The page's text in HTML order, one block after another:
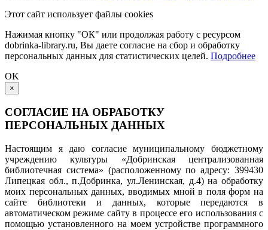
Этот сайт использует файлы cookies
Нажимая кнопку "ОК" или продолжая работу с ресурсом
dobrinka-library.ru, Вы даете согласие на сбор и обработку
персональных данных для статистических целей. Подробнее
OK
×
СОГЛАСИЕ НА ОБРАБОТКУ
ПЕРСОНАЛЬНЫХ ДАННЫХ
Настоящим я даю согласие муниципальному бюджетному
учреждению культуры «Добринская централизованная
библиотечная система» (расположенному по адресу: 399430
Липецкая обл., п.Добринка, ул.Ленинская, д.4) на обработку
моих персональных данных, вводимых мной в поля форм на
сайте библиотеки и данных, которые передаются в
автоматическом режиме сайту в процессе его использования с
помощью установленного на моем устройстве программного